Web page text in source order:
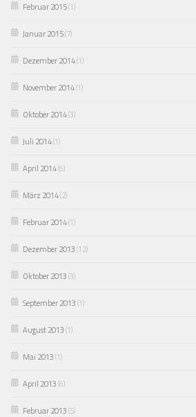
Februar 2015(1)
Januar 2015(7)
Dezember 2014(1)
November 2014(1)
Oktober 2014(3)
Juli 2014(1)
April 2014(6)
März 2014(2)
Februar 2014(1)
Dezember 2013(12)
Oktober 2013(3)
September 2013(1)
August 2013(1)
Mai 2013(1)
April 2013(6)
Februar 2013(5)